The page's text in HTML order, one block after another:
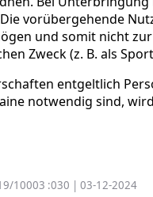
vorübergehende
und somit nicht
Zweck (z. B. als
entgeltlich
notwendig sind,
10003 :030 | 03-12-2024